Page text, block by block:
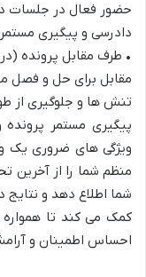
حضور فعال در جلسات
دادرسی و پیگیری
• طرف مقابل پرونده
مقابل برای حل و فصل
تنش ها و جلوگیری از
پیگیری مستمر پرونده
ویژگی های ضروری یک
منظم شما را از آخرین
شما اطلاع دهد و نتایج
کمک می کند تا همواره
احساس اطمینان و